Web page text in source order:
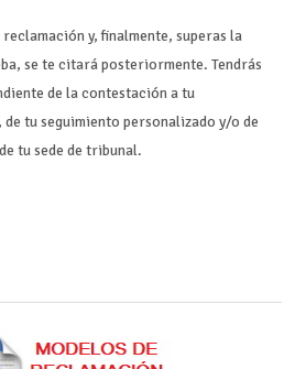
y, finalmente, superas la
se te citará posteriormente. Tendrás
de la contestación a tu
tu seguimiento personalizado y/o de
tu sede de tribunal.